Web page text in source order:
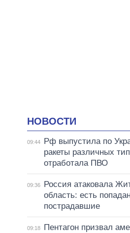
НОВОСТИ
09:44
Рф выпустила по
ракеты различных
отработала ПВО
09:36
Россия атаковала
область: есть
пострадавшие
09:18
Пентагон призвал